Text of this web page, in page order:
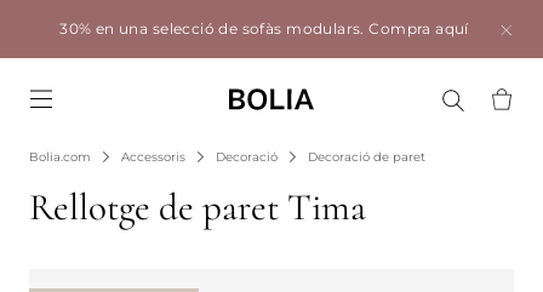
30% en una selecció de sofàs modulars.Compra aquí
Bolia.com Accessoris Decoració Decoració de paret
Rellotge de paret Tima